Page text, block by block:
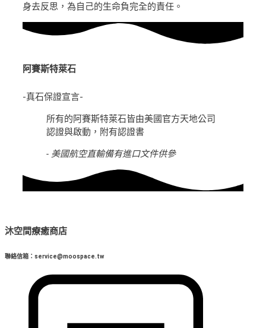
身去反思，為自己的生命負完全的責任。
阿賽斯特萊石
-真石保證宣言-
所有的阿賽斯特萊石皆由美國官方天地公司
認證與啟動，附有認證書
- 美國航空直輸備有進口文件供參
沐空間療癒商店
聯絡信箱：service@moospace.tw